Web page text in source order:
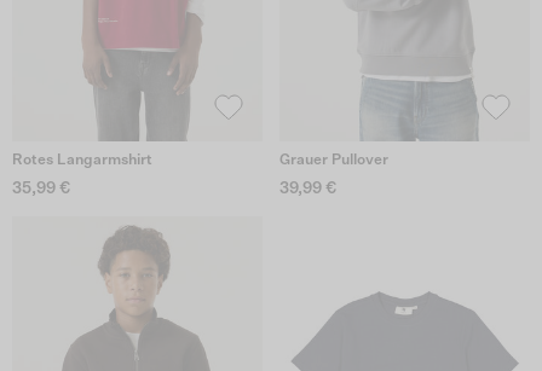
Rotes Langarmshirt
35,99 €
Grauer Pullover
39,99 €